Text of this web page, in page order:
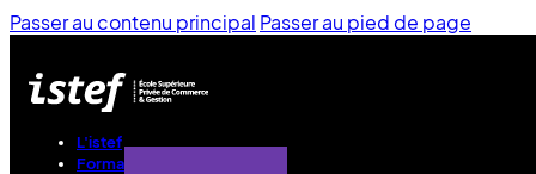
Passer au contenu principal Passer au pied de page
L'istef
Formations